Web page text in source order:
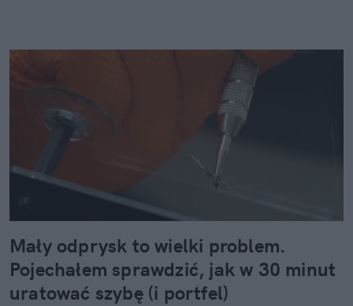
Mały odprysk to wielki problem.
Pojechałem sprawdzić, jak w 30 minut
uratować szybę (i portfel)